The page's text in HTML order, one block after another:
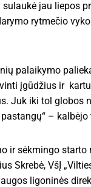
jau liepos
rytmečio
palaikymo
įgūdžius ir
Juk iki tol globos
–
ir sėkmingo
Skrebė, VšĮ
ligoninės